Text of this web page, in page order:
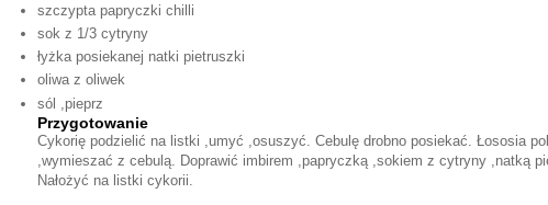
szczypta papryczki chilli
sok z 1/3 cytryny
łyżka posiekanej natki pietruszki
oliwa z oliwek
sól ,pieprz
Przygotowanie
Cykorię podzielić na listki ,umyć ,osuszyć. Cebulę drobno posiekać. Łososia
,wymieszać z cebulą. Doprawić imbirem ,papryczką ,sokiem z cytryny ,natką
Nałożyć na listki cykorii.